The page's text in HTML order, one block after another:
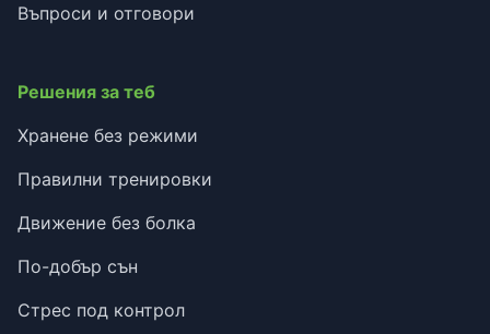
Въпроси и отговори
Решения за теб
Хранене без режими
Правилни тренировки
Движение без болка
По-добър сън
Стрес под контрол